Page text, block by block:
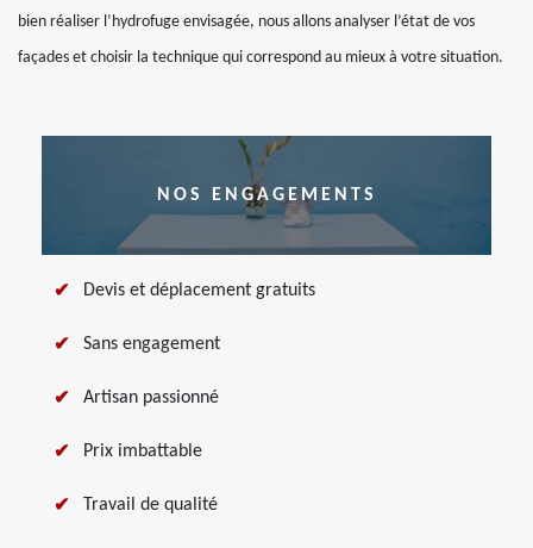
bien réaliser l’hydrofuge envisagée, nous allons analyser l’état de vos
façades et choisir la technique qui correspond au mieux à votre situation.
NOS ENGAGEMENTS
Devis et déplacement gratuits
Sans engagement
Artisan passionné
Prix imbattable
Travail de qualité